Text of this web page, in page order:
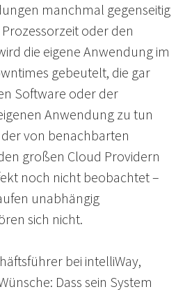
manchmal gegenseitig
oder den
die eigene Anwendung im
gebeutelt, die gar
Software oder der
Anwendung zu tun
von benachbarten
großen Cloud Providern
noch nicht beobachtet –
unabhängig
sich nicht.
bei intelliWay,
Dass sein System